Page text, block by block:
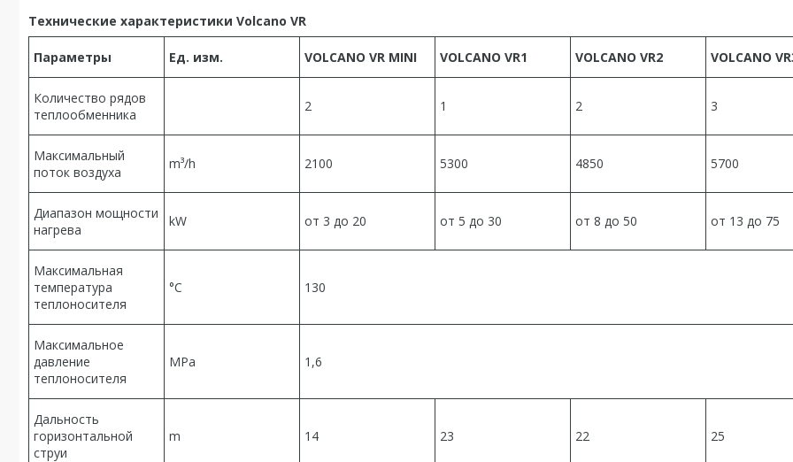
Технические характеристики Volcano VR
Параметры Ед. изм. VOLCANO VR MINI VOLCANO VR1 VOLCANO VR2 VOLCANO
Количество рядов
теплообменника
2 1 2 3
Максимальный
поток воздуха
m³/h 2100 5300 4850 5700
Диапазон мощности
нагрева
kW от 3 до 20 от 5 до 30 от 8 до 50 от 13 до 75
Максимальная
температура
теплоносителя
°C 130
Максимальное
давление
теплоносителя
MPa 1,6
Дальность
горизонтальной
струи
m 14 23 22 25